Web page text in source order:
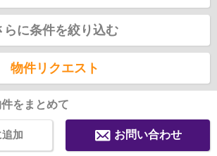
らに条件を絞り込む
物件リクエスト
をまとめて
加 お問い合わせ